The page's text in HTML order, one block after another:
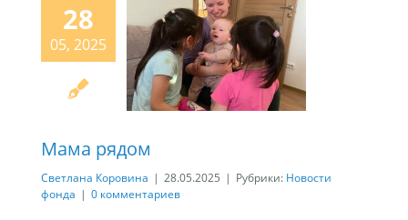
28
05, 2025
Мама рядом
Светлана Коровина | 28.05.2025 | Рубрики: Новости
фонда | 0 комментариев